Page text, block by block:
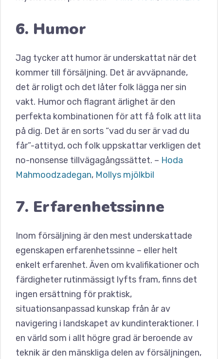
6. Humor
Jag tycker att humor är underskattat när det
kommer till försäljning. Det är avväpnande,
det är roligt och det låter folk lägga ner sin
vakt. Humor och flagrant ärlighet är den
perfekta kombinationen för att få folk att lita
på dig. Det är en sorts “vad du ser är vad du
får”-attityd, och folk uppskattar verkligen det
no-nonsense tillvägagångssättet. – Hoda
Mahmoodzadegan, Mollys mjölkbil
7. Erfarenhetssinne
Inom försäljning är den mest underskattade
egenskapen erfarenhetssinne – eller helt
enkelt erfarenhet. Även om kvalifikationer och
färdigheter rutinmässigt lyfts fram, finns det
ingen ersättning för praktisk,
situationsanpassad kunskap från år av
navigering i landskapet av kundinteraktioner. I
en värld som i allt högre grad är beroende av
teknik är den mänskliga delen av försäljningen,